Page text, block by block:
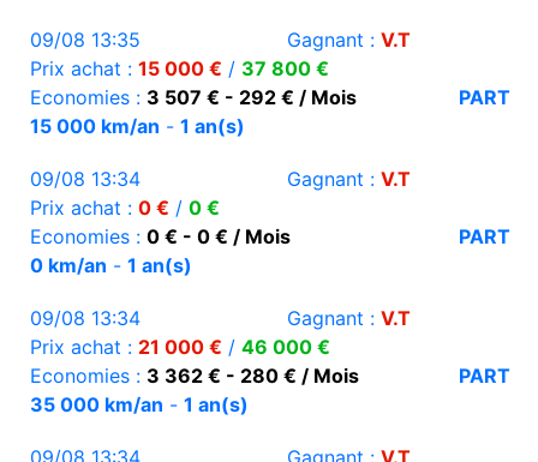
09/08 13:35 Gagnant : V.T
Prix achat : 15 000 € / 37 800 €
Economies : 3 507 € - 292 € / Mois
PART
15 000 km/an - 1 an(s)
09/08 13:34 Gagnant : V.T
Prix achat : 0 € / 0 €
Economies : 0 € - 0 € / Mois
PART
0 km/an - 1 an(s)
09/08 13:34 Gagnant : V.T
Prix achat : 21 000 € / 46 000 €
Economies : 3 362 € - 280 € / Mois
PART
35 000 km/an - 1 an(s)